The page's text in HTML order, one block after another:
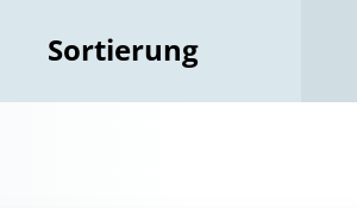
Sortierung